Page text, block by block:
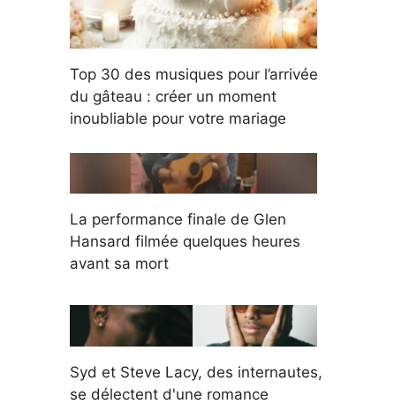
Top 30 des musiques pour l’arrivée
du gâteau : créer un moment
inoubliable pour votre mariage
La performance finale de Glen
Hansard filmée quelques heures
avant sa mort
Syd et Steve Lacy, des internautes,
se délectent d'une romance